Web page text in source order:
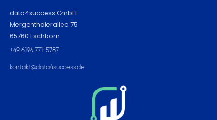
data4success GmbH
Mergenthalerallee 75
65760 Eschborn
+49 6196 771-5787
kontakt@data4success.de